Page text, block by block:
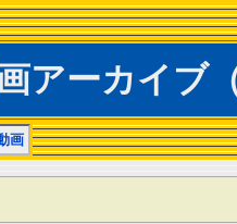
アーカイブ
画